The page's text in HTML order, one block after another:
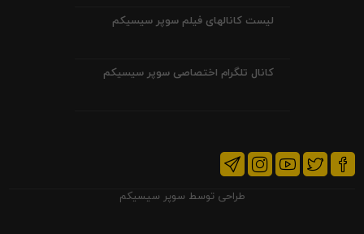
لیست کانالهای فیلم سوپر سیسیکم
کانال تلگرام اختصاصی سوپر سیسیکم
طراحی توسط سوپر سیسیکم